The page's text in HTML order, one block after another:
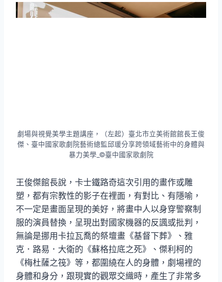
劇場與視覺美學主題講座，（左起）臺北市立美術館館長王俊
傑、臺中國家歌劇院藝術總監邱瑗分享跨領域藝術中的身體與
暴力美學_©臺中國家歌劇院
王俊傑館長說，卡士鐵路奇這次引用的畫作或雕
塑，都有宗教性的影子在裡面，有對比、有隱喻，
不一定是畫面呈現的美好，將畫中人以身穿警察制
服的演員替換，呈現出對國家機器的反諷或批判，
無論是挪用卡拉瓦喬的祭壇畫《基督下葬》、雅
克．路易．大衛的《蘇格拉底之死》、傑利柯的
《梅杜薩之筏》等，都圍繞在人的身體，劇場裡的
身體和身分，跟現實的觀眾交織時，產生了非常多